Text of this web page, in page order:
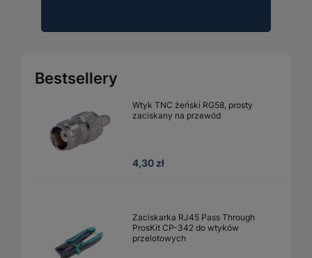
Bestsellery
Wtyk TNC żeński RG58, prosty
zaciskany na przewód
4,30 zł
Zaciskarka RJ45 Pass Through
ProsKit CP-342 do wtyków
przelotowych